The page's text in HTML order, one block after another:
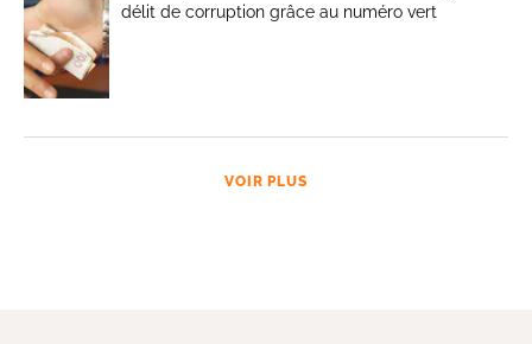
délit de corruption grâce au numéro vert
VOIR PLUS